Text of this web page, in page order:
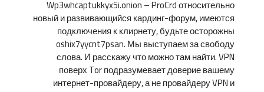
Wp3whcaptukkyx5i.onion – ProCrd относительно
новый и развивающийся кардинг-форум, имеются
подключения к клирнету, будьте осторожны
oshix7yycnt7psan. Мы выступаем за свободу
слова. И расскажу что можно там найти. VPN
поверх Tor подразумевает доверие вашему
интернет-провайдеру, а не провайдеру VPN и